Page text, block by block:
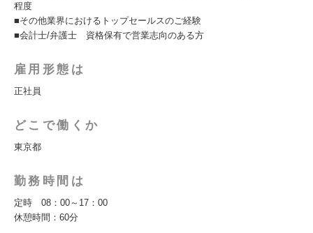
程度
■その他業界におけるトップセールスのご経験
■会計士/弁護士 資格保有で営業志向のある方
雇用形態は
正社員
どこで働くか
東京都
勤務時間は
定時 08：00～17：00
休憩時間：60分